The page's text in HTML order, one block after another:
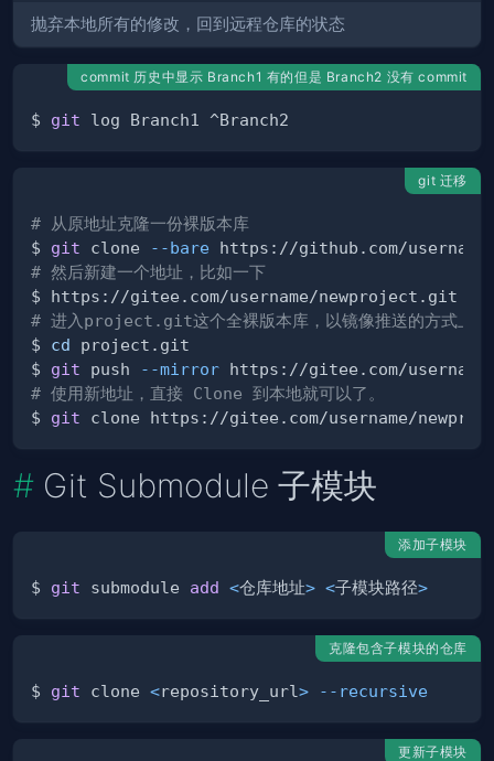
抛弃本地所有的修改，回到远程仓库的状态
commit 历史中显示 Branch1 有的但是 Branch2 没有 commit
$ git
git 迁移
# 从原地址克隆一份裸版本库
$ git clone
--bare
# 然后新建一个地址，比如一下
# 进入project.git这个全裸版本库，以镜像推送的方式上
$ cd
$ git push
--mirror
# 使用新地址，直接 Clone 到本地就可以了。
$ git
Git Submodule 子模块
添加子模块
$ git submodule add <仓库地址> <子模块路径>
克隆包含子模块的仓库
$ git clone <repository_url> --recursive
更新子模块